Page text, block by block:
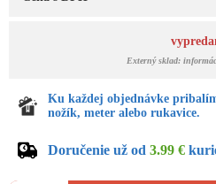
Externý sklad:
Ku každej objednávke
nožík, meter alebo rukavice.
Doručenie už od 3.99 €